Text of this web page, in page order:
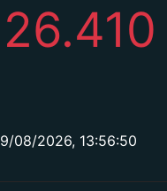
26.410
08/2026, 13:56:50